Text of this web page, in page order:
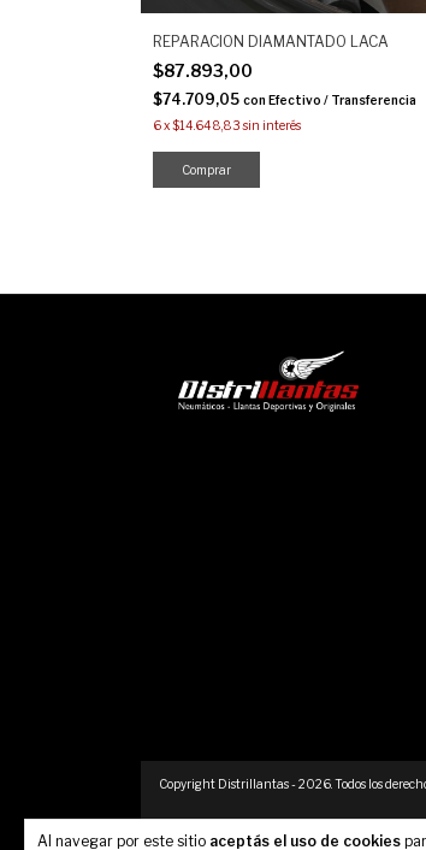
Al navegar por este sitio aceptás el uso de cookies
REPARACION DIAMANTADO LACA
$87.893,00
$74.709,05 con Efectivo / Transferencia
6x$14.648,83 sin interés
Comprar
Copyright Distrillantas - 2026. Todos los